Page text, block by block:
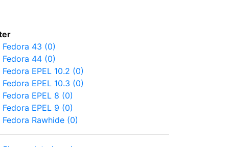
Fedora 43 (0)
Fedora 44 (0)
Fedora EPEL 10.2 (0)
Fedora EPEL 10.3 (0)
Fedora EPEL 8 (0)
Fedora EPEL 9 (0)
Fedora Rawhide (0)